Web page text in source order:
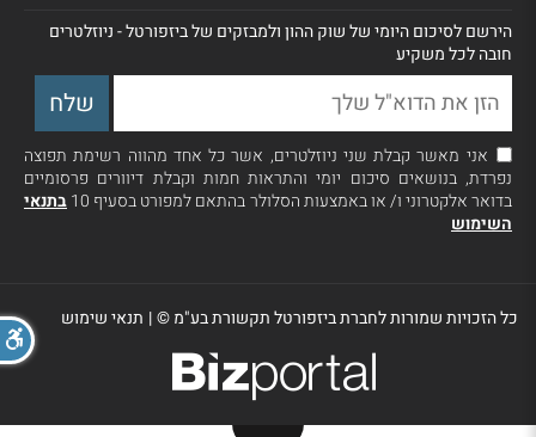
הירשם לסיכום היומי של שוק ההון ולמבזקים של ביזפורטל - ניוזלטרים
חובה לכל משקיע
אני מאשר קבלת שני ניוזלטרים, אשר כל אחד מהווה רשימת תפוצה
נפרדת, בנושאים סיכום יומי והתראות חמות וקבלת דיוורים פרסומיים
בדואר אלקטרוני ו/ או באמצעות הסלולר בהתאם למפורט בסעיף 10
בתנאי
השימוש
כל הזכויות שמורות לחברת ביזפורטל תקשורת בע"מ ©| תנאי שימוש